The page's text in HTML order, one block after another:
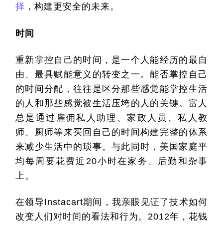
择 ，构建更安全的未来。
时间
重新掌控自己的时间，是一个人能经历的最自
由、最具赋能意义的转变之一。能否掌控自己
的时间分配，往往是区分那些感觉能掌控生活
的人和那些感觉被生活压垮的人的关键。富人
总是通过雇佣私人助理、家政人员、私人教
师、厨师等来买回自己的时间构建完整的体系
来减少生活中的琐事。与此同时，美国家庭平
均每周要花费近 20小时在家务、后勤和杂事
上。
在领导Instacart期间，我亲眼见证了技术如何
改变人们对时间的看法和行为。 2012年，花钱